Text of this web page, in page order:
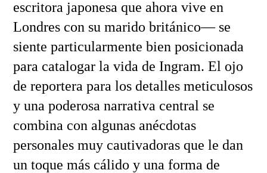
escritora japonesa que ahora vive en
Londres con su marido británico— se
siente particularmente bien posicionada
para catalogar la vida de Ingram. El ojo
de reportera para los detalles meticulosos
y una poderosa narrativa central se
combina con algunas anécdotas
personales muy cautivadoras que le dan
un toque más cálido y una forma de